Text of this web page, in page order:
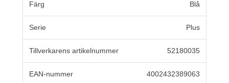
Färg Blå
Serie Plus
Tillverkarens artikelnummer 52180035
EAN-nummer 4002432389063